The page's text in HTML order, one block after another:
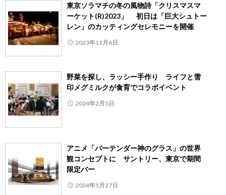
東京ソラマチの冬の風物詩「クリスマスマ
ーケット(R)2023」 初日は「巨大シュトー
レン」のカッティングセレモニーを開催
2023年11月6日
野菜を探し、ラッシー手作り ライフと雪
印メグミルクが食育でコラボイベント
2024年2月5日
アニメ「バーテンダー神のグラス」の世界
観コンセプトに サントリー、東京で期間
限定バー
2024年5月27日